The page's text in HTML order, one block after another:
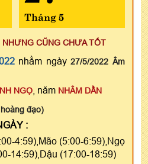
Tháng 5
NHƯNG CŨNG CHƯA TỐT
nhằm ngày27/5/2022 Âm
NGỌ , năm NHÂM DẦN
đạo)
:
4:59),Mão (5:00-6:59),Ngọ
14:59),Dậu (17:00-18:59)